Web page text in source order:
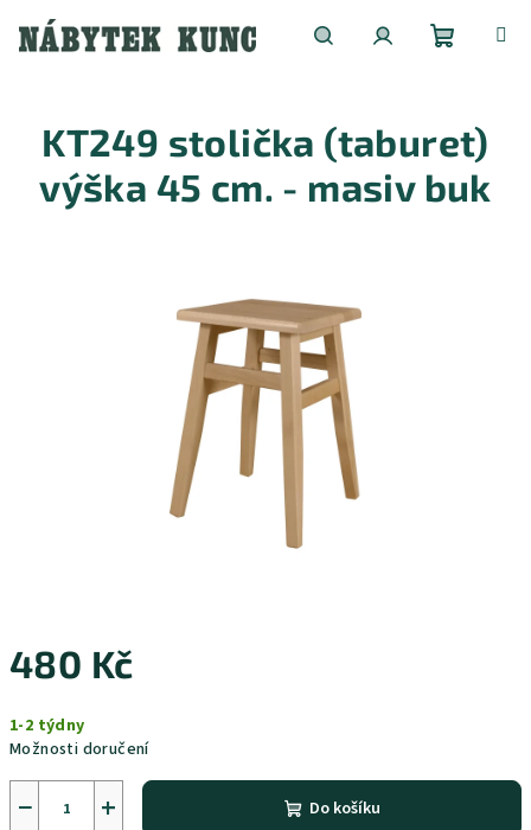
obsah
košík
480 Kč
cena:
1-2 týdny
Možnosti doručení
+
− Do košíku
KT249 stolička (taburet)
výška 45 cm. - masiv buk